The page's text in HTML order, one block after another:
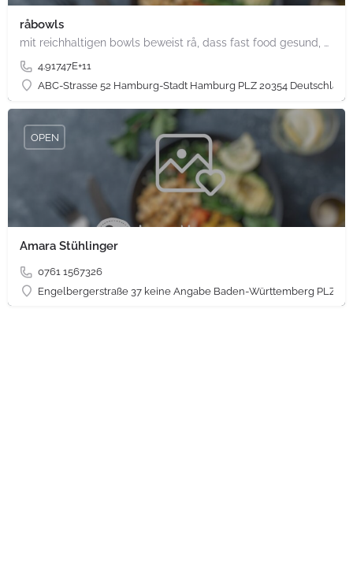
råbowls
mit reichhaltigen bowls beweist rå, dass fast food gesund, nachhaltig und hundertprozentig vegan sein kann.…
4.91747E+11
ABC-Strasse 52 Hamburg-Stadt Hamburg PLZ 20354 Deutschland
Amara Stühlinger
0761 1567326
Engelbergerstraße 37 keine Angabe Baden-Württemberg PLZ
OPEN